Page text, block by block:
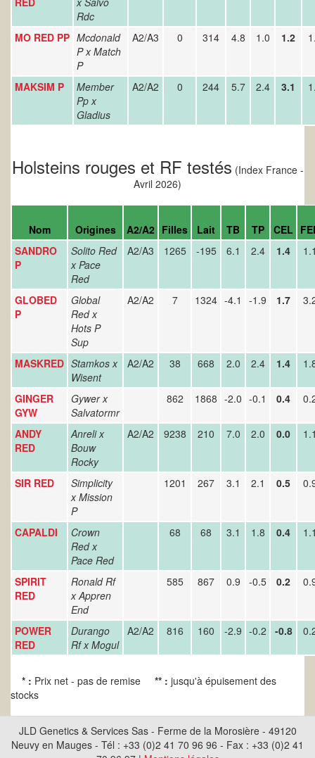
Rdc
MO RED PP Mcdonald
P x Match
P
A2/A3 0 314 4.8 1.0 1.2
MAKSIM P
Member
Pp x
Gladius
A2/A2 0 244 5.7 2.4 3.1
Holsteins rouges et RF testés (Index France -
Avril 2026)
Nom Origines A2/A2 Filles Lait TB TP CEL
SANDRO
P
Solito Red
x Pace
Red
A2/A3 1265 -195 6.1 2.4 1.4
GLOBED
P
Global
Red x
Hots P
Sup
A2/A2 7 1324 -4.1 -1.9 1.7
MASKRED Stamkos x
Wisent
A2/A2 38 668 2.0 2.4 1.4
GINGER
GYW
Gywer x
Salvatormr
862 1868 -2.0 -0.1 0.4
ANDY
RED
Anreli x
Bouw
Rocky
A2/A2 9238 210 7.0 2.0 0.0
SIR RED
Simplicity
x Mission
P
1201 267 3.1 2.1 0.5
CAPALDI
Crown
Red x
Pace Red
68 68 3.1 1.8 0.4
SPIRIT
RED
Ronald Rf
x Appren
End
585 867 0.9 -0.5 0.2
POWER
RED
Durango
Rf x Mogul
A2/A2 816 160 -2.9 -0.2 -0.8
* : Prix net - pas de remise ** : jusqu'à épuisement des
stocks
JLD Genetics & Services Sas - Ferme de la Morosière - 49120
Neuvy en Mauges - Tél : +33 (0)2 41 70 96 96 - Fax : +33 (0)2 41